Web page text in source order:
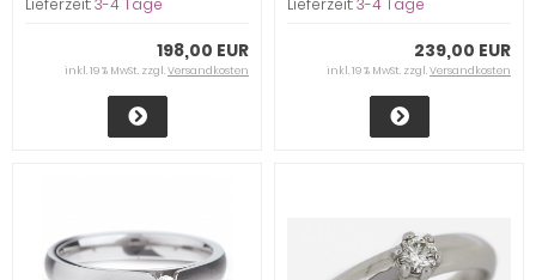
Lieferzeit:3-4 Tage
198,00 EUR
inkl. 19 % MwSt. zzgl.Versandkosten
Lieferzeit:3-4 Tage
239,00 EUR
inkl. 19 % MwSt. zzgl.Versandkosten